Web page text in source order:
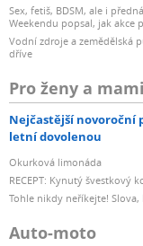
Sex, fetiš, BDSM, ale i
Weekendu popsal, jak akce
Vodní zdroje a zemědělská
dříve
Pro ženy a
Nejčastější novoroční
letní dovolenou
Okurková limonáda
RECEPT: Kynutý švestkový
Tohle nikdy neříkejte!
Auto-moto